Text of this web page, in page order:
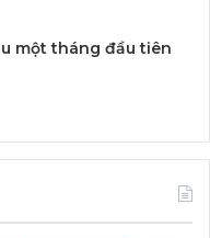
một tháng đầu tiên